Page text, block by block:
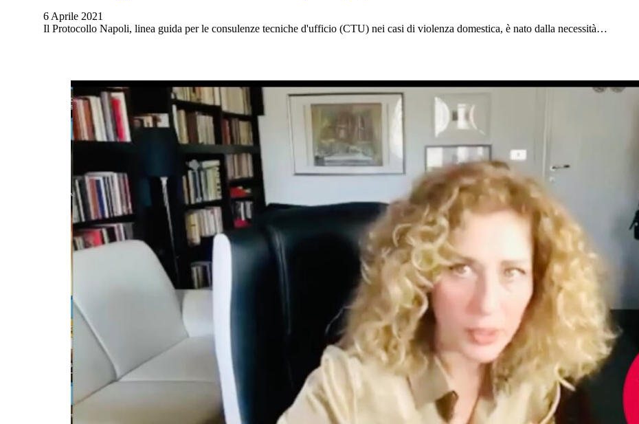
6 Aprile 2021
Il Protocollo Napoli, linea guida per le consulenze tecniche d'ufficio (CTU) nei casi di violenza domestica, è nato dalla necessità…